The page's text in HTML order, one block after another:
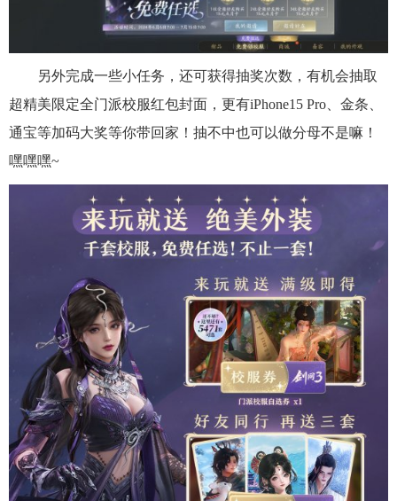
另外完成一些小任务，还可获得抽奖次数，有机会抽取
超精美限定全门派校服红包封面，更有iPhone15 Pro、金条、
通宝等加码大奖等你带回家！抽不中也可以做分母不是嘛！
嘿嘿嘿~